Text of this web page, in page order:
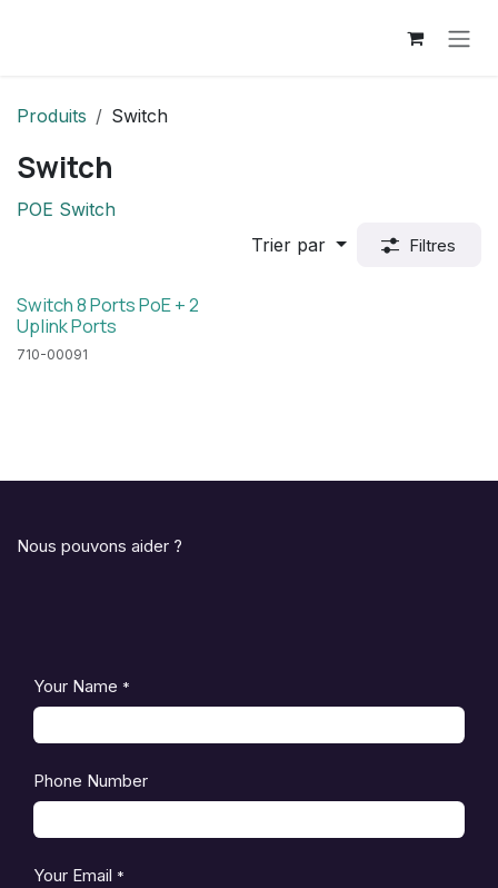
Produits Switch
Switch
POE Switch
Trier par
Filtres
Switch 8 Ports PoE + 2
Uplink Ports
710-00091
Nous pouvons aider ?
Your Name *
Phone Number
Your Email *